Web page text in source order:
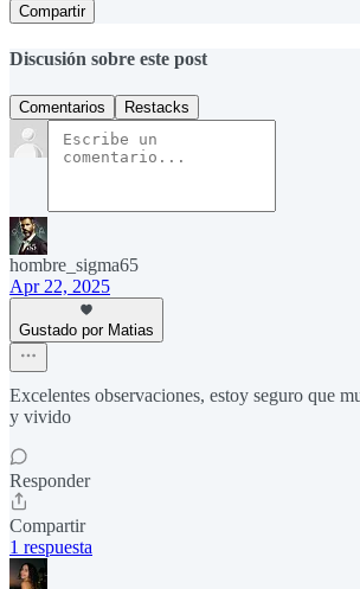
Compartir
Discusión sobre este post
Comentarios Restacks
hombre_sigma65
Apr 22, 2025
Gustado por Matias
Excelentes observaciones, estoy seguro que
y vivido
Responder
Compartir
1 respuesta